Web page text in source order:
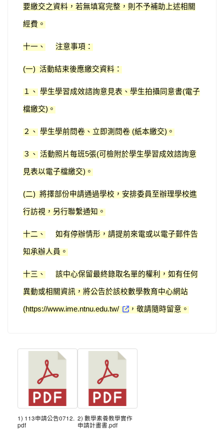
要繳交之資料，若無填寫完整，則不予補助上述相關
經費。
十一、 注意事項：
(一) 活動結束後應繳交資料：
１、 學生學習成效諮詢意見表、學生拍攝同意書(電子
檔繳交)。
２、 學生學前問卷、立即測問卷 (紙本繳交)。
３、 活動照片每班5張(可檢附於學生學習成效諮詢意
見表以電子檔繳交)。
(二) 將擇部份申請通過學校，安排委員至辦理學校進
行訪視，另行聯繫通知。
十二、
如有停辦情形，請提前來電或以電子郵件告
知承辦人員。
十三、
該中心保留最終錄取名單的權利，如有任何
異動或相關資訊，將公告於該校數學教育中心網站
(https://www.ime.ntnu.edu.tw/ ，敬請隨時留意。
1) 113申請公告0712.
pdf
2) 數學素養教學實作
申請計畫書.pdf